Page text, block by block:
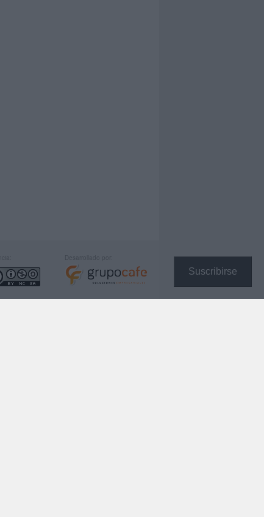
Suscribirse